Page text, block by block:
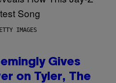
IMAGES
Gives
on Tyler, The